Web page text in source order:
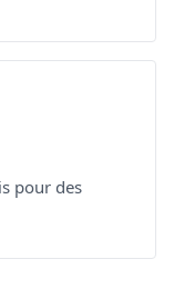
pour des